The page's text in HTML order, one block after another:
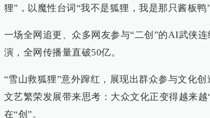
狸”，以魔性台词“我不是狐狸，我是那只酱板鸭
一场全网追更、众多网友参与“二创”的AI武侠
演，全网传播量直破50亿。
“雪山救狐狸”意外蹿红，展现出群众参与文化
文艺繁荣发展带来思考：大众文化正变得越来
在“创”。